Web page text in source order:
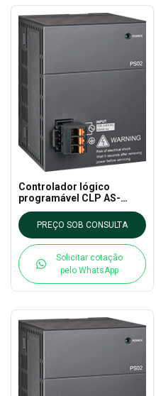
Controlador lógico
programável CLP AS-
PS02A DELTA - AS CLP
EXTNPREÇO SOB CONSULTA
Solicitar cotação
pelo WhatsApp